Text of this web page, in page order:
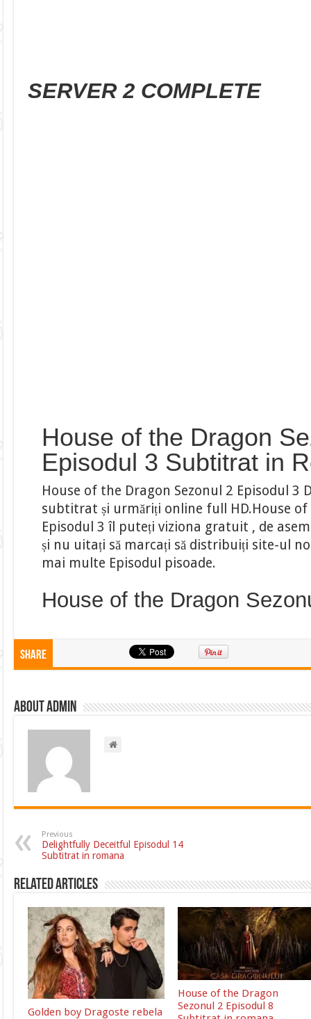
SERVER 2 COMPLETE
House of the Dragon
Episodul 3 Subtitrat in
House of the Dragon Sezonul 2 Episodul 3
subtitrat și urmăriți online full HD.House of
Episodul 3 îl puteți viziona gratuit , de
și nu uitați să marcați să distribuiți site-ul
mai multe Episodul pisoade.
House of the Dragon
Share
About admin
Previous
Delightfully Deceitful Episodul 14
Subtitrat in romana
Related Articles
Golden boy Dragoste rebela
House of the Dragon
Sezonul 2 Episodul 8